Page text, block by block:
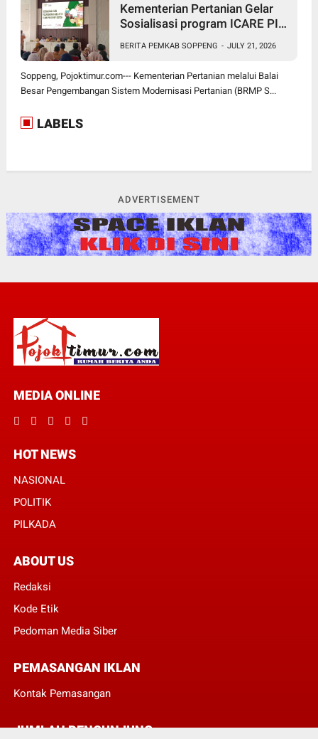
Kementerian Pertanian Gelar
Sosialisasi program ICARE PIU
BERITA PEMKAB SOPPENG - JULY 21, 2026
Soppeng, Pojoktimur.com--- Kementerian Pertanian melalui Balai
Besar Pengembangan Sistem Modernisasi Pertanian (BRMP S...
LABELS
ADVERTISEMENT
MEDIA ONLINE
HOT NEWS
NASIONAL
POLITIK
PILKADA
ABOUT US
Redaksi
Kode Etik
Pedoman Media Siber
PEMASANGAN IKLAN
Kontak Pemasangan
JUMLAH PENGUNJUNG